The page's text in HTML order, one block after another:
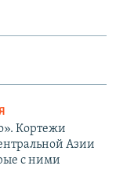
Кортежи
Азии
с ними